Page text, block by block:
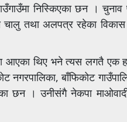
निस्किएका छन ।
चालु तथा अलपत्र रहेका विकास
आएका थिए भने त्यसलगतैएक
नगरपालिका, बाँफिकोट
छन ।उनीसंगैनेकपा